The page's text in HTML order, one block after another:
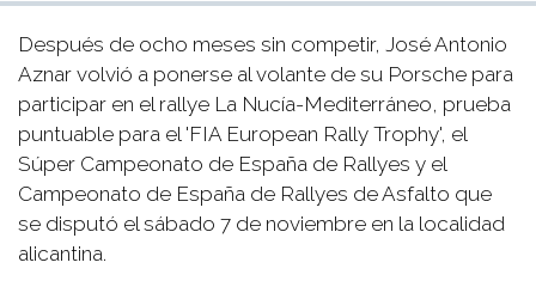
Después de ocho meses sin competir, José Antonio
Aznar volvió a ponerse al volante de su Porsche para
participar en el rallye La Nucía-Mediterráneo, prueba
puntuable para el 'FIA European Rally Trophy', el
Súper Campeonato de España de Rallyes y el
Campeonato de España de Rallyes de Asfalto que
se disputó el sábado 7 de noviembre en la localidad
alicantina.